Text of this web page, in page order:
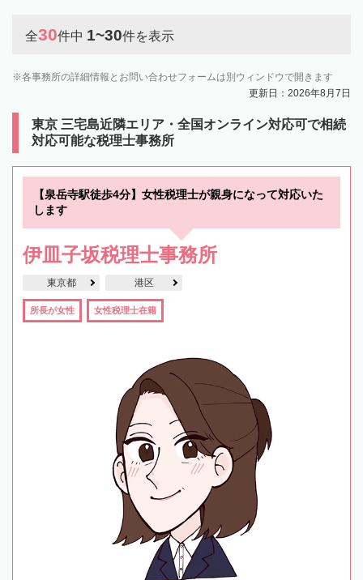
全30件中 1~30件を表示
各事務所の詳細情報とお問い合わせフォームは別ウィンドウで開きます
更新日：2026年8月7日
東京 三宅島近隣エリア・全国オンライン対応可で相続
対応可能な税理士事務所
【泉岳寺駅徒歩4分】女性税理士が親身になって対応いた
します
伊皿子坂税理士事務所
東京都 港区
所長が女性 女性税理士在籍